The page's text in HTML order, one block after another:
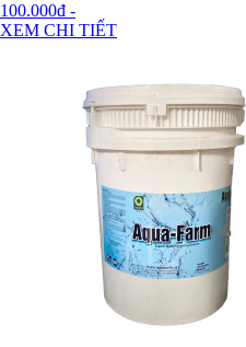
100.000đ -
XEM CHI TIẾT